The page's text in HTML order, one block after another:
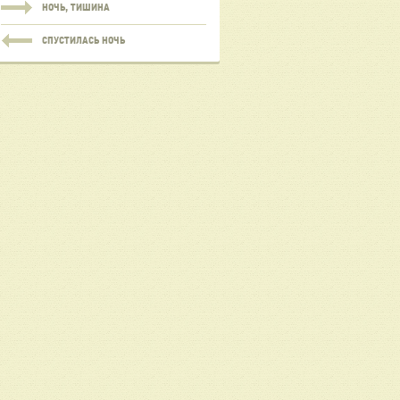
НОЧЬ, ТИШИНА
СПУСТИЛАСЬ НОЧЬ